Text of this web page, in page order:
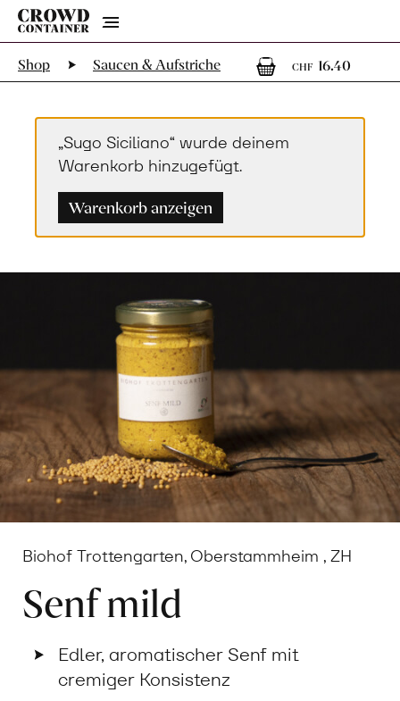
Menu
Shop Saucen & Aufstriche
CHF 16.401
„Sugo Siciliano“ wurde deinem
Warenkorb hinzugefügt.
Warenkorb anzeigen
Biohof Trottengarten, Oberstammheim , ZH
Senf mild
Edler, aromatischer Senf mit
cremiger Konsistenz